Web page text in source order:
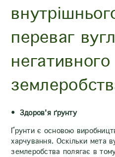
переваг
негативного
Здоров'я ґрунту
Ґрунти є основою
харчування. Оскільки мета
землеробства полягає в